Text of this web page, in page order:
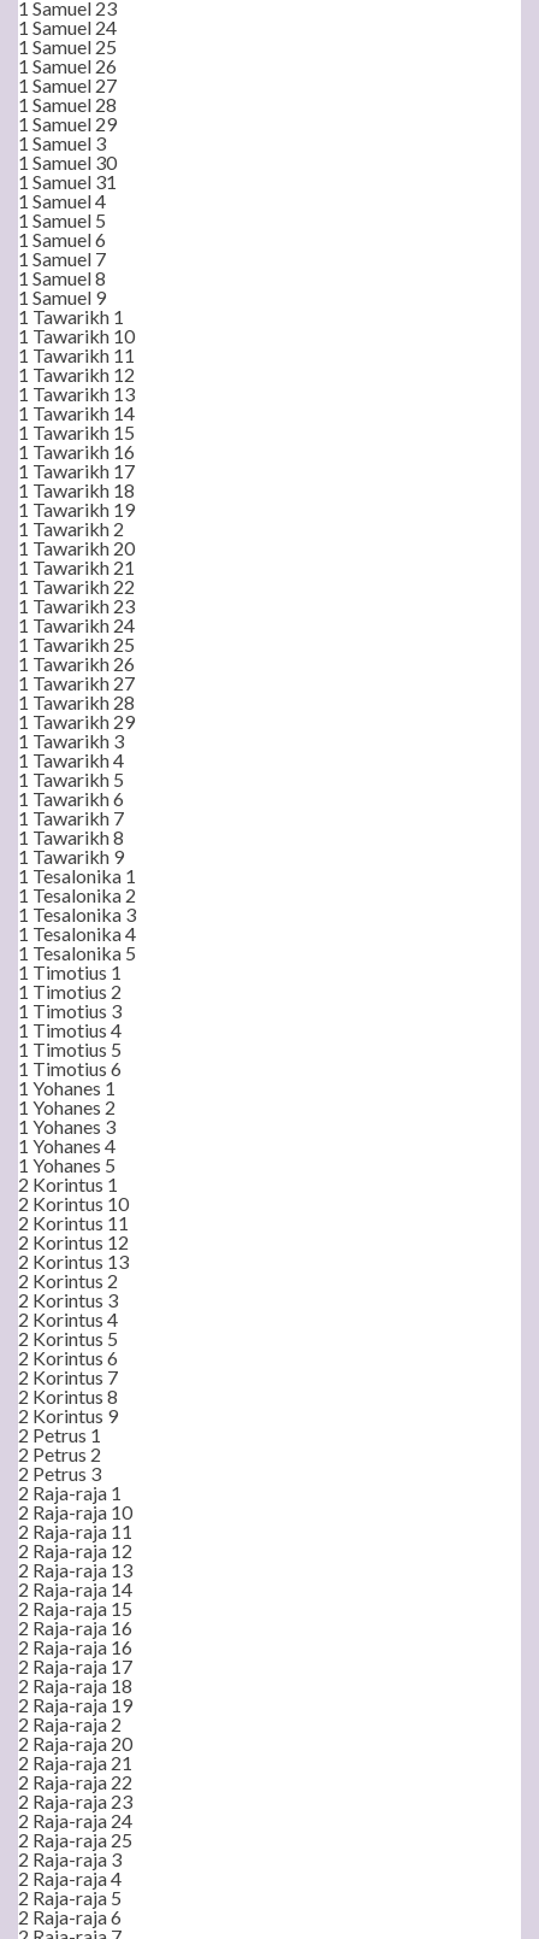
1 Samuel 23
1 Samuel 24
1 Samuel 25
1 Samuel 26
1 Samuel 27
1 Samuel 28
1 Samuel 29
1 Samuel 3
1 Samuel 30
1 Samuel 31
1 Samuel 4
1 Samuel 5
1 Samuel 6
1 Samuel 7
1 Samuel 8
1 Samuel 9
1 Tawarikh 1
1 Tawarikh 10
1 Tawarikh 11
1 Tawarikh 12
1 Tawarikh 13
1 Tawarikh 14
1 Tawarikh 15
1 Tawarikh 16
1 Tawarikh 17
1 Tawarikh 18
1 Tawarikh 19
1 Tawarikh 2
1 Tawarikh 20
1 Tawarikh 21
1 Tawarikh 22
1 Tawarikh 23
1 Tawarikh 24
1 Tawarikh 25
1 Tawarikh 26
1 Tawarikh 27
1 Tawarikh 28
1 Tawarikh 29
1 Tawarikh 3
1 Tawarikh 4
1 Tawarikh 5
1 Tawarikh 6
1 Tawarikh 7
1 Tawarikh 8
1 Tawarikh 9
1 Tesalonika 1
1 Tesalonika 2
1 Tesalonika 3
1 Tesalonika 4
1 Tesalonika 5
1 Timotius 1
1 Timotius 2
1 Timotius 3
1 Timotius 4
1 Timotius 5
1 Timotius 6
1 Yohanes 1
1 Yohanes 2
1 Yohanes 3
1 Yohanes 4
1 Yohanes 5
2 Korintus 1
2 Korintus 10
2 Korintus 11
2 Korintus 12
2 Korintus 13
2 Korintus 2
2 Korintus 3
2 Korintus 4
2 Korintus 5
2 Korintus 6
2 Korintus 7
2 Korintus 8
2 Korintus 9
2 Petrus 1
2 Petrus 2
2 Petrus 3
2 Raja-raja 1
2 Raja-raja 10
2 Raja-raja 11
2 Raja-raja 12
2 Raja-raja 13
2 Raja-raja 14
2 Raja-raja 15
2 Raja-raja 16
2 Raja-raja 16
2 Raja-raja 17
2 Raja-raja 18
2 Raja-raja 19
2 Raja-raja 2
2 Raja-raja 20
2 Raja-raja 21
2 Raja-raja 22
2 Raja-raja 23
2 Raja-raja 24
2 Raja-raja 25
2 Raja-raja 3
2 Raja-raja 4
2 Raja-raja 5
2 Raja-raja 6